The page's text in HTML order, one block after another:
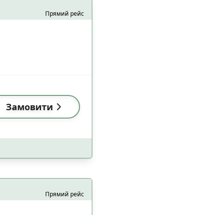
10
Прямий рейс
Замовити
Прямий рейс